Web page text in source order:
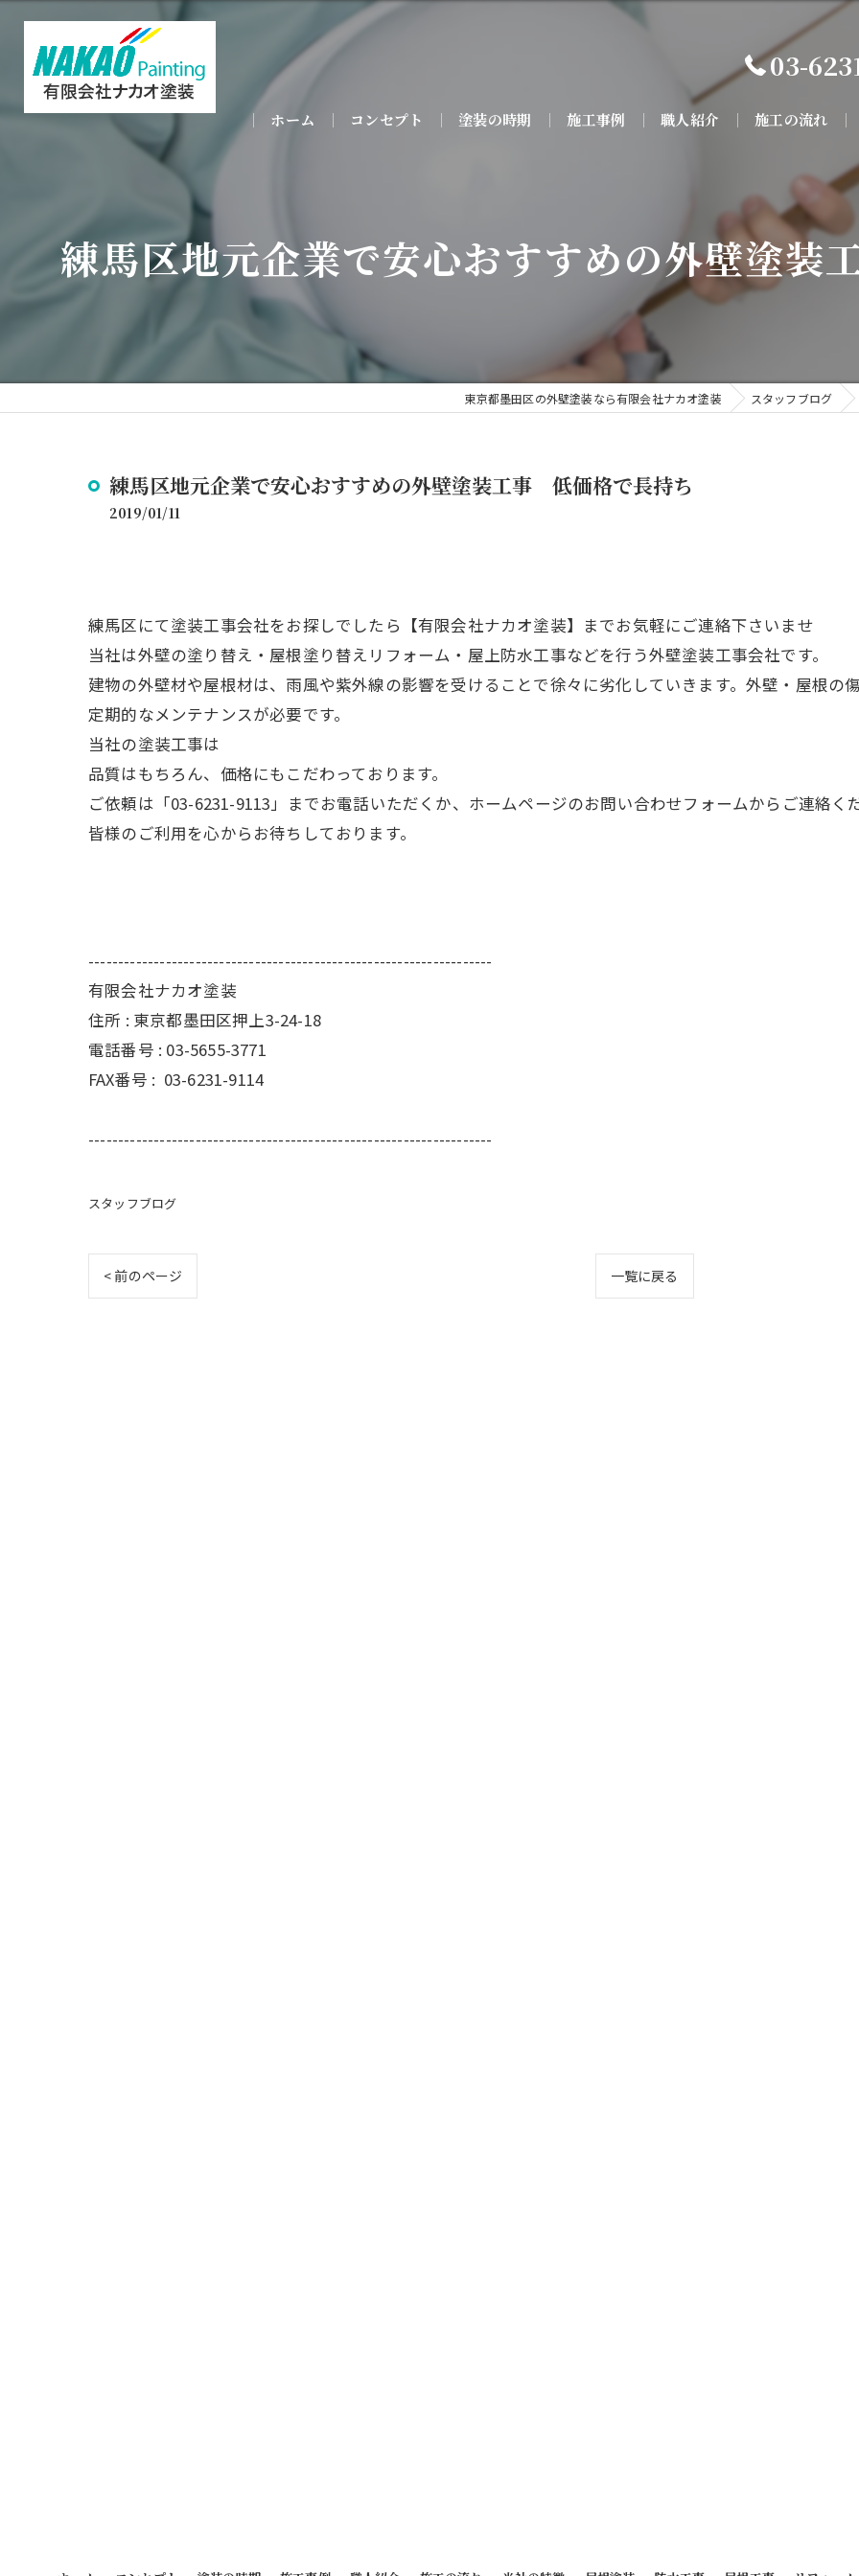
03-
ホーム コンセプト 塗装の時期 施工事例 職人紹介 施工の流れ
練馬区地元企業で安心おすすめの外壁塗
東京都墨田区の外壁塗装なら有限会社ナカオ塗装 スタッフブログ
練馬区地元企業で安心おすすめの外壁塗装工事 低価格で長持ち
2019/01/11
練馬区にて塗装工事会社をお探しでしたら【有限会社ナカオ塗装】までお気軽にご連絡下さいませ
当社は外壁の塗り替え・屋根塗り替えリフォーム・屋上防水工事などを行う外壁塗装工事会社です。
建物の外壁材や屋根材は、雨風や紫外線の影響を受けることで徐々に劣化していきます。外壁・屋根の
定期的なメンテナンスが必要です。
当社の塗装工事は
品質はもちろん、価格にもこだわっております。
ご依頼は「03-6231-9113」までお電話いただくか、ホームページのお問い合わせフォームからご連絡く
皆様のご利用を心からお待ちしております。
--------------------------------------------------------------------
有限会社ナカオ塗装
住所 : 東京都墨田区押上3-24-18
電話番号 : 03-5655-3771
FAX番号 : 03-6231-9114
--------------------------------------------------------------------
スタッフブログ
< 前のページ 一覧に戻る